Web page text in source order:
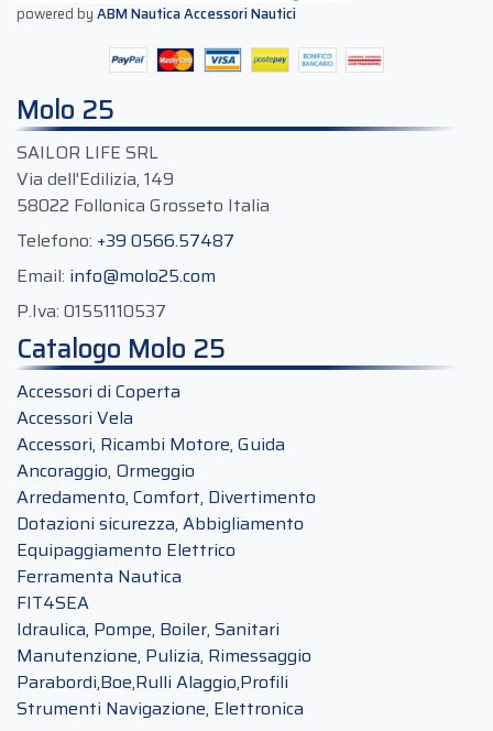
powered byABM Nautica Accessori Nautici
Molo 25
SAILOR LIFE SRL
Via dell'Edilizia, 149
58022 Follonica Grosseto Italia
Telefono: +39 0566.57487
Email: info@molo25.com
P.Iva: 01551110537
Catalogo Molo 25
Accessori di Coperta
Accessori Vela
Accessori, Ricambi Motore, Guida
Ancoraggio, Ormeggio
Arredamento, Comfort, Divertimento
Dotazioni sicurezza, Abbigliamento
Equipaggiamento Elettrico
Ferramenta Nautica
FIT4SEA
Idraulica, Pompe, Boiler, Sanitari
Manutenzione, Pulizia, Rimessaggio
Parabordi,Boe,Rulli Alaggio,Profili
Strumenti Navigazione, Elettronica